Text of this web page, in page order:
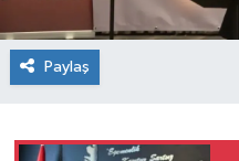
Paylaş